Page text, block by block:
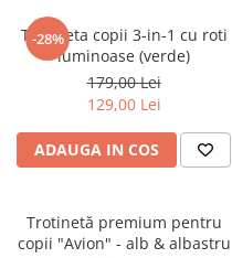
-28%
Trotineta copii 3-in-1 cu roti
luminoase (verde)
179,00 Lei
129,00 Lei
ADAUGA IN COS
Trotinetă premium pentru
copii "Avion" - alb & albastru